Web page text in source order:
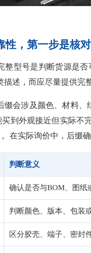
性，第一步是核
整型号是判断货源是
描述，而应尽量提供完
缀会涉及颜色、材料
买到外观接近但实际
在实际询价中，后缀确
判断意义
确认是否与BOM、图纸
判断颜色、版本、包装
区分胶壳、端子、密封